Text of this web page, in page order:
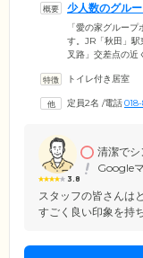
少人数のグル
ムです
「愛の家グルー
す。JR「秋田」
叉路」交差点の近
ご入居対象は秋田
名で少人数のグル
トイレ付き居室
定員2名 /電話
3.8
清潔でシ
Google
スタッフの皆さんは
すごく良い印象を持